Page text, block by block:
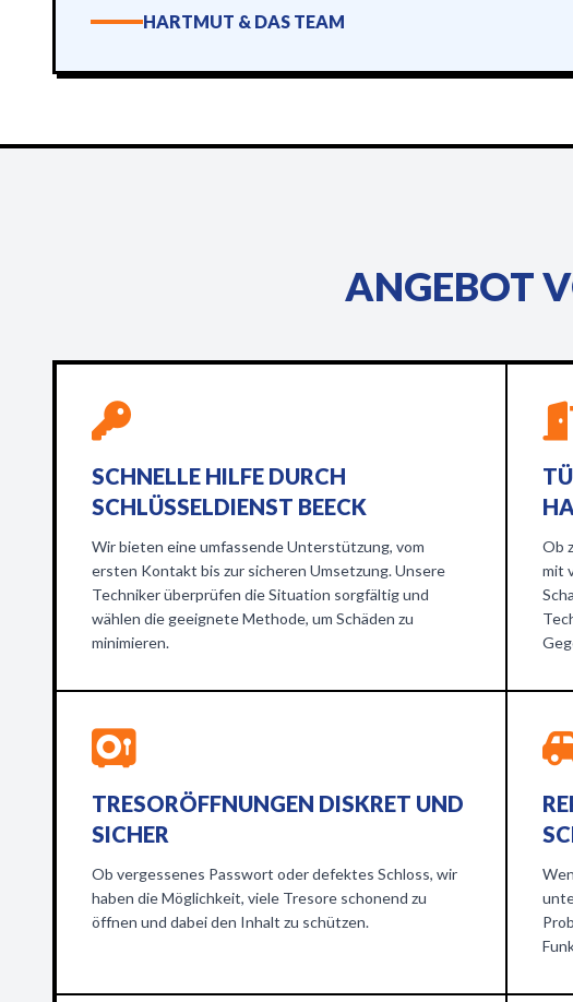
HARTMUT & DAS TEAM
ANGEBOT
SCHNELLE HILFE DURCH
SCHLÜSSELDIENST BEECK
Wir bieten eine umfassende Unterstützung, vom
ersten Kontakt bis zur sicheren Umsetzung. Unsere
Techniker überprüfen die Situation sorgfältig und
wählen die geeignete Methode, um Schäden zu
minimieren.
Ob
mit
TRESORÖFFNUNGEN DISKRET UND
SICHER
Ob vergessenes Passwort oder defektes Schloss, wir
haben die Möglichkeit, viele Tresore schonend zu
öffnen und dabei den Inhalt zu schützen.